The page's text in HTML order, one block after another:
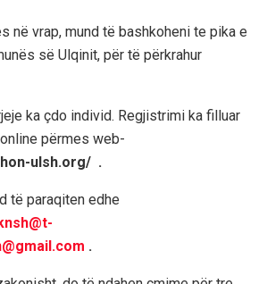
në vrap, mund të bashkoheni te pika e
së Ulqinit, për të përkrahur
ka çdo individ. Regjistrimi ka filluar
përmes web-
ulsh.org/ .
të paraqiten edhe
.